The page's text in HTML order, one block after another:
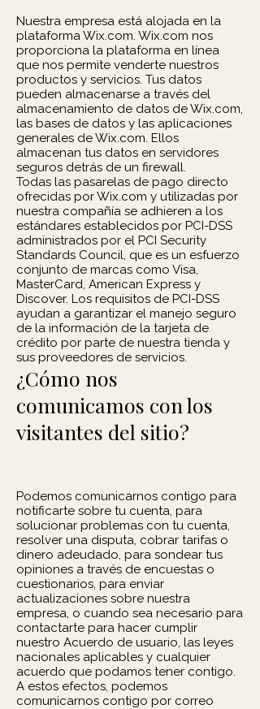
Nuestra empresa está alojada en la
plataforma Wix.com. Wix.com nos
proporciona la plataforma en línea
que nos permite venderte nuestros
productos y servicios. Tus datos
pueden almacenarse a través del
almacenamiento de datos de Wix.com,
las bases de datos y las aplicaciones
generales de Wix.com. Ellos
almacenan tus datos en servidores
seguros detrás de un firewall.
Todas las pasarelas de pago directo
ofrecidas por Wix.com y utilizadas por
nuestra compañía se adhieren a los
estándares establecidos por PCI-DSS
administrados por el PCI Security
Standards Council, que es un esfuerzo
conjunto de marcas como Visa,
MasterCard, American Express y
Discover. Los requisitos de PCI-DSS
ayudan a garantizar el manejo seguro
de la información de la tarjeta de
crédito por parte de nuestra tienda y
sus proveedores de servicios.
¿Cómo nos
comunicamos con los
visitantes del sitio?
Podemos comunicarnos contigo para
notificarte sobre tu cuenta, para
solucionar problemas con tu cuenta,
resolver una disputa, cobrar tarifas o
dinero adeudado, para sondear tus
opiniones a través de encuestas o
cuestionarios, para enviar
actualizaciones sobre nuestra
empresa, o cuando sea necesario para
contactarte para hacer cumplir
nuestro Acuerdo de usuario, las leyes
nacionales aplicables y cualquier
acuerdo que podamos tener contigo.
A estos efectos, podemos
comunicarnos contigo por correo